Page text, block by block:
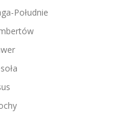
Południe